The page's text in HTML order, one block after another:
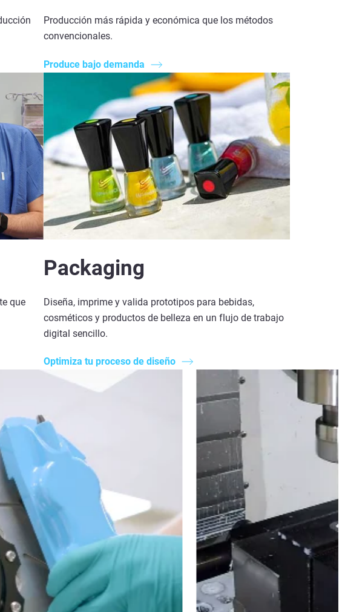
Producción más rápida y económica que los métodos
convencionales.
Produce bajo demanda
que
Packaging
Diseña, imprime y valida prototipos para bebidas,
cosméticos y productos de belleza en un flujo de trabajo
digital sencillo.
Optimiza tu proceso de diseño